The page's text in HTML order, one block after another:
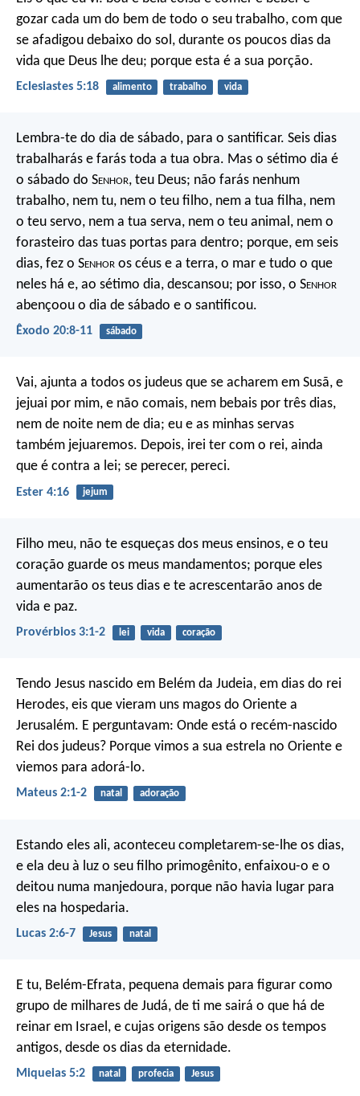
gozar cada um do bem de todo o seu trabalho, com que
se afadigou debaixo do sol, durante os poucos dias da
vida que Deus lhe deu; porque esta é a sua porção.
Eclesiastes 5:18 alimento trabalho vida
Lembra-te do dia de sábado, para o santificar. Seis dias
trabalharás e farás toda a tua obra. Mas o sétimo dia é
o sábado do Senhor, teu Deus; não farás nenhum
trabalho, nem tu, nem o teu filho, nem a tua filha, nem
o teu servo, nem a tua serva, nem o teu animal, nem o
forasteiro das tuas portas para dentro; porque, em seis
dias, fez o Senhor os céus e a terra, o mar e tudo o que
neles há e, ao sétimo dia, descansou; por isso, o Senhor
abençoou o dia de sábado e o santificou.
Êxodo 20:8-11 sábado
Vai, ajunta a todos os judeus que se acharem em Susã, e
jejuai por mim, e não comais, nem bebais por três dias,
nem de noite nem de dia; eu e as minhas servas
também jejuaremos. Depois, irei ter com o rei, ainda
que é contra a lei; se perecer, pereci.
Ester 4:16 jejum
Filho meu, não te esqueças dos meus ensinos, e o teu
coração guarde os meus mandamentos; porque eles
aumentarão os teus dias e te acrescentarão anos de
vida e paz.
Provérbios 3:1-2 lei vida coração
Tendo Jesus nascido em Belém da Judeia, em dias do rei
Herodes, eis que vieram uns magos do Oriente a
Jerusalém. E perguntavam: Onde está o recém-nascido
Rei dos judeus? Porque vimos a sua estrela no Oriente e
viemos para adorá-lo.
Mateus 2:1-2 natal adoração
Estando eles ali, aconteceu completarem-se-lhe os dias,
e ela deu à luz o seu filho primogênito, enfaixou-o e o
deitou numa manjedoura, porque não havia lugar para
eles na hospedaria.
Lucas 2:6-7 Jesus natal
E tu, Belém-Efrata, pequena demais para figurar como
grupo de milhares de Judá, de ti me sairá o que há de
reinar em Israel, e cujas origens são desde os tempos
antigos, desde os dias da eternidade.
Miqueias 5:2 natal profecia Jesus